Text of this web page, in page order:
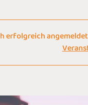
erfolgreich